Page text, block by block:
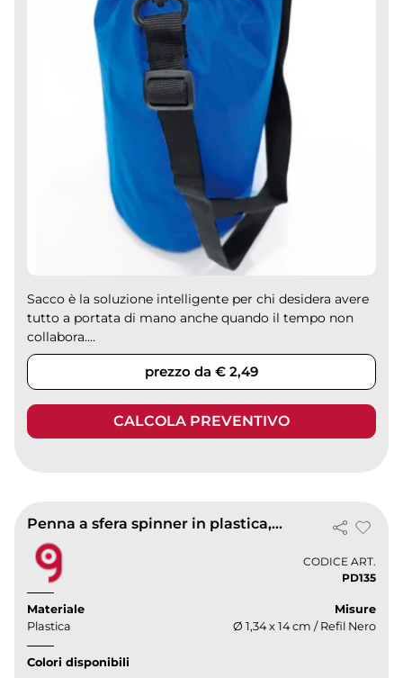
Sacco è la soluzione intelligente per chi desidera avere
tutto a portata di mano anche quando il tempo non
collabora....
prezzo da € 2,49
CALCOLA PREVENTIVO
Penna a sfera spinner in plastica, cromata
CODICE ART.
PD135
Materiale
Plastica
Misure
Ø 1,34 x 14 cm / Refil Nero
Colori disponibili